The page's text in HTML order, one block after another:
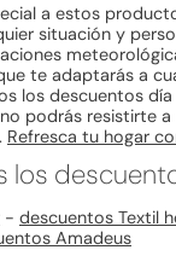
a estos
situación y
te adaptarás a
los descuentos día
podrás resistirte
Refresca tu hogar
los
- descuentos Textil
Amadeus